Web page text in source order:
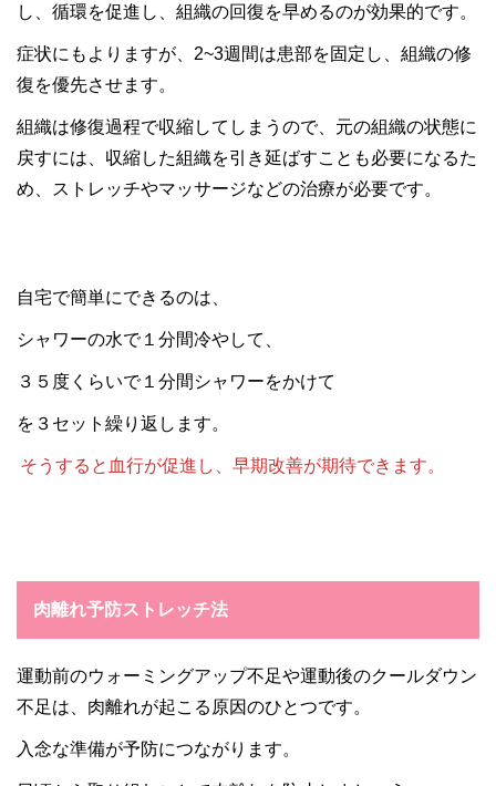
し、循環を促進し、組織の回復を早めるのが効果的です。
症状にもよりますが、2~3週間は患部を固定し、組織の修
復を優先させます。
組織は修復過程で収縮してしまうので、元の組織の状態に
戻すには、収縮した組織を引き延ばすことも必要になるた
め、ストレッチやマッサージなどの治療が必要です。
自宅で簡単にできるのは、
シャワーの水で１分間冷やして、
３５度くらいで１分間シャワーをかけて
を３セット繰り返します。
そうすると血行が促進し、早期改善が期待できます。
肉離れ予防ストレッチ法
運動前のウォーミングアップ不足や運動後のクールダウン
不足は、肉離れが起こる原因のひとつです。
入念な準備が予防につながります。